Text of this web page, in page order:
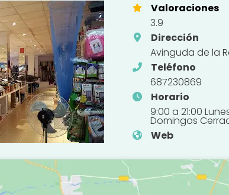
Valoraciones
3.9
Dirección
Avinguda de la
Teléfono
687230869
Horario
9:00 a 21:00
Domingos
Web